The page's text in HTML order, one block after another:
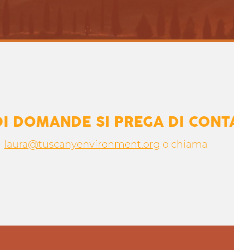
DOMANDE SI PREGA DI
laura@tuscanyenvironment.org o chiama